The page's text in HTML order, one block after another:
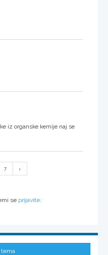
iz organske kemije naj se
7
se prijavite
tema